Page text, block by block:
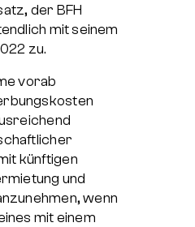
der BFH
mit seinem
zu.
vorab
künftigen
und
wenn
mit einem